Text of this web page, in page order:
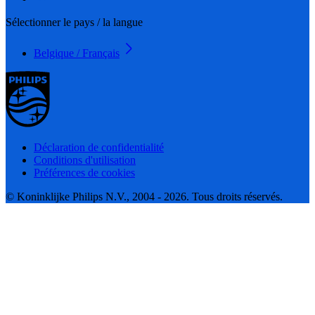
Sélectionner le pays / la langue
Belgique / Français
Déclaration de confidentialité
Conditions d'utilisation
Préférences de cookies
© Koninklijke Philips N.V., 2004 - 2026. Tous droits réservés.